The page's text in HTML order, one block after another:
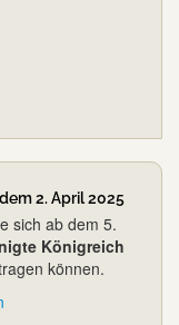
2. April 2025
sich ab dem 5.
Königreich
können.